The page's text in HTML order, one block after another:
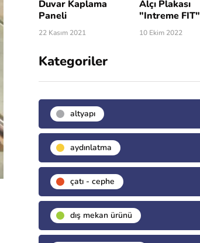
Duvar Kaplama
Paneli
22 Kasım 2021
Alçı Plakası
"Intreme FIT"
10 Ekim 2022
Kategoriler
altyapı
aydınlatma
çatı - cephe
dış mekan ürünü